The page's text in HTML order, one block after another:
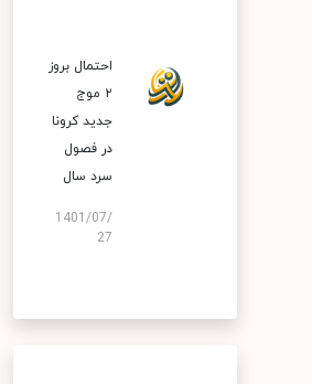
احتمال بروز
۲ موج
جدید کرونا
در فصول
سرد سال
1401/07/
27